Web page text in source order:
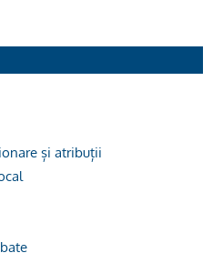
și atribuții